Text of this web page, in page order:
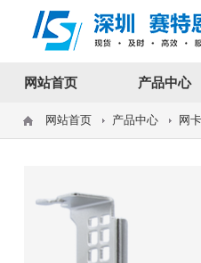
网站首页 产品中心
网站首页 产品中心 网